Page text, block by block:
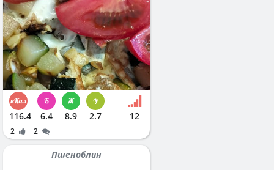
116.4 6.4 8.9 2.7 12
2 2
Пшеноблин